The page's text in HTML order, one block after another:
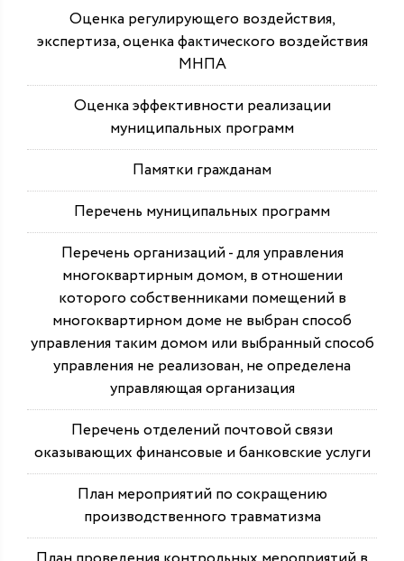
Оценка регулирующего воздействия,
экспертиза, оценка фактического воздействия
МНПА
Оценка эффективности реализации
муниципальных программ
Памятки гражданам
Перечень муниципальных программ
Перечень организаций - для управления
многоквартирным домом, в отношении
которого собственниками помещений в
многоквартирном доме не выбран способ
управления таким домом или выбранный способ
управления не реализован, не определена
управляющая организация
Перечень отделений почтовой связи
оказывающих финансовые и банковские услуги
План мероприятий по сокращению
производственного травматизма